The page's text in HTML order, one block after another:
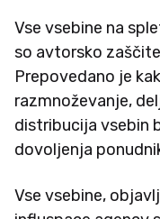
Vse vsebine na
so avtorsko
Prepovedano je
razmnoževanje,
distribucija vsebin
dovoljenja
Vse vsebine,